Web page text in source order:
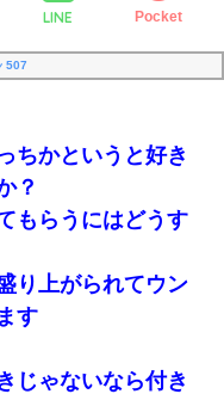
LINE Pocket
507
ちかというと好き
？
もらうにはどうす
り上がられてウン
す
じゃないなら付き